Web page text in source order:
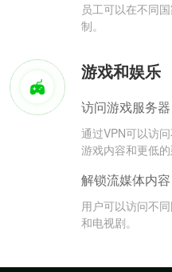
员工可以在不同
制。
游戏和娱乐
访问游戏服务器
通过VPN可以访
游戏内容和更低的
解锁流媒体内容
用户可以访问不
和电视剧。